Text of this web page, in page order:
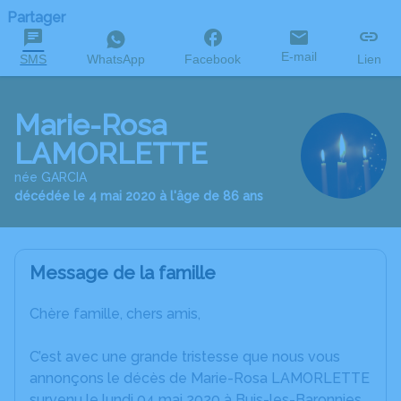
Partager
SMS WhatsApp Facebook E-mail Lien
Marie-Rosa
LAMORLETTE
née GARCIA
décédée le 4 mai 2020 à l'âge de 86 ans
Message de la famille
Chère famille, chers amis,
C’est avec une grande tristesse que nous vous
annonçons le décès de Marie-Rosa LAMORLETTE